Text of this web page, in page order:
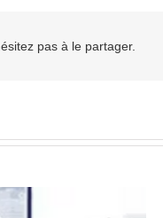
pas à le partager.